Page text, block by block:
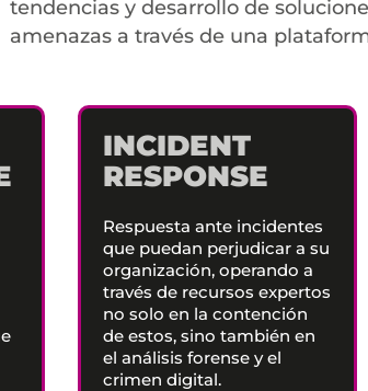
tendencias y desarrollo de
amenazas a través de una
INCIDENT
RESPONSE
Respuesta ante incidentes
que puedan perjudicar a su
organización, operando a
través de recursos expertos
no solo en la contención
de estos, sino también en
el análisis forense y el
crimen digital.